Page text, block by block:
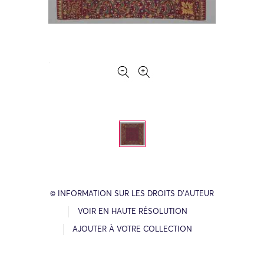
© INFORMATION SUR LES DROITS D’AUTEUR
VOIR EN HAUTE RÉSOLUTION
AJOUTER À VOTRE COLLECTION